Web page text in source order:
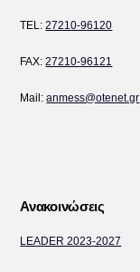
TEL:27210-96120
FAX:27210-96121
Mail:anmess@otenet.gr
Ανακοινώσεις
LEADER 2023-2027